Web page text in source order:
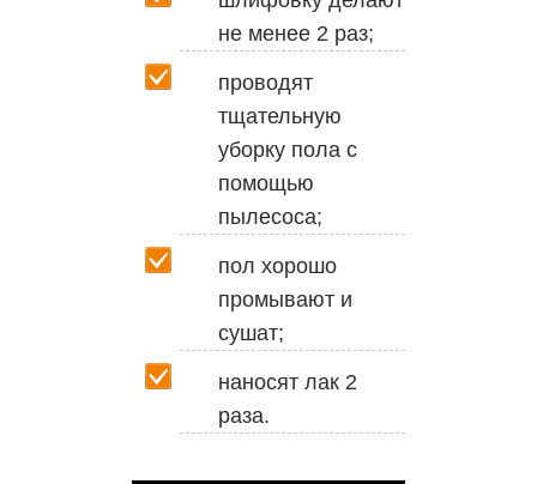
не менее 2 раз;
проводят
тщательную
уборку пола с
помощью
пылесоса;
пол хорошо
промывают и
сушат;
наносят лак 2
раза.